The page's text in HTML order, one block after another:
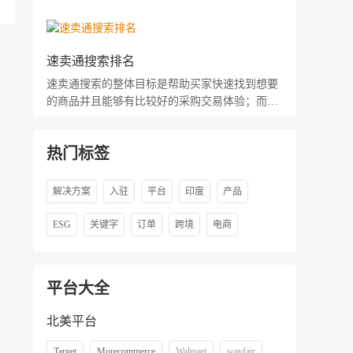
速卖通搜索排名
速卖通搜索的整体目标是帮助买家快速找到想要
的商品并且能够有比较好的采购交易体验；而搜
产品排名是每个卖家都想了解的。
热门标签
解决方案 入驻 平台 印度 产品
ESG 关键字 订单 跨境 电商
平台大全
北美平台